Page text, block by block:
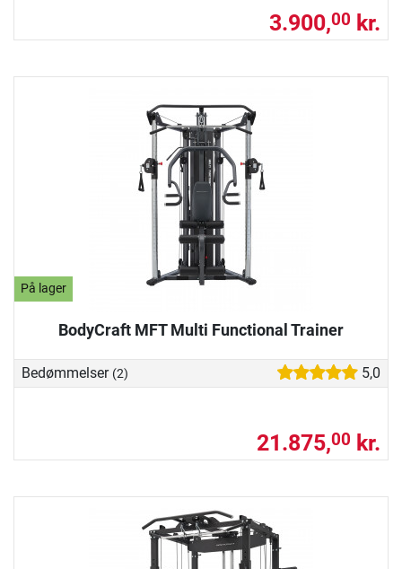
3.900,00 kr.
På lager
BodyCraft MFT Multi Functional Trainer
Bedømmelser (2) 5,0
21.875,00 kr.